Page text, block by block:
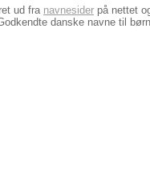
ud fra navnesider på nettet
danske navne til børn